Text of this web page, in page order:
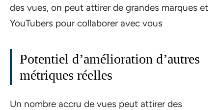
des vues, on peut attirer de grandes marques et
YouTubers pour collaborer avec vous
Potentiel d’amélioration d’autres
métriques réelles
Un nombre accru de vues peut attirer des